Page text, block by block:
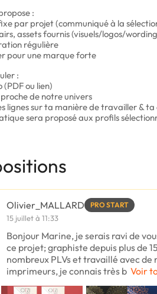
:
par projet (communiqué à la
assets fournis (visuels/logos/
régulière
pour une marque forte
:
ou lien)
de notre univers
lignes sur ta manière de travailler & ta
sera proposé aux profils
Olivier_MALLARD PRO START
15 juillet à 11:33
Bonjour Marine, je serais ravi de
ce projet; graphiste depuis plus de
nombreux PLVs et travaillé avec de
imprimeurs, je connais très b Voir